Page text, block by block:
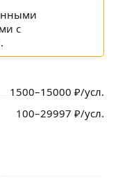
с
1500–15000 ₽/усл.
100–29997 ₽/усл.